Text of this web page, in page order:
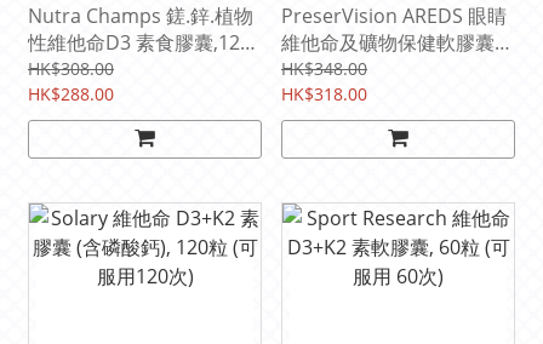
Nutra Champs 鎈.鋅.植物
性維他命D3 素食膠囊,120
粒 (可服用 60次)
HK$308.00
HK$288.00
PreserVision AREDS 眼睛
維他命及礦物保健軟膠囊
(維他命 A,C,E,鋅,銅) 120粒
(可服用60天)
HK$348.00
HK$318.00